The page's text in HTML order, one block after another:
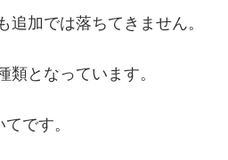
加では落ちてきません。
となっています。
です。